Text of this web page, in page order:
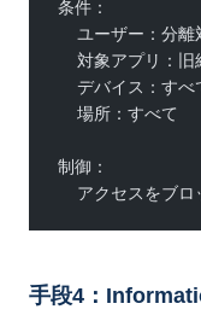
条件：
ユーザー：分離
対象アプリ：
デバイス：すべ
  場所：すべて
制御：
アクセスをブロ
手段4：